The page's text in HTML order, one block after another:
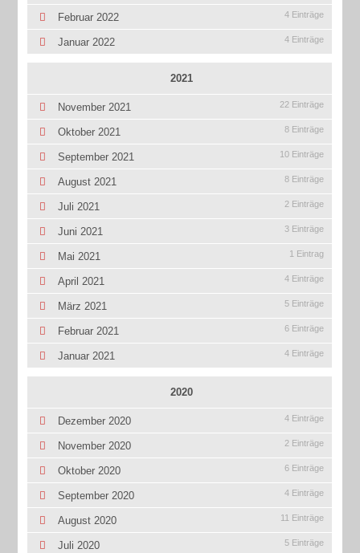
Februar 2022 4 Einträge
Januar 2022 4 Einträge
2021
November 2021 22 Einträge
Oktober 2021 8 Einträge
September 2021 10 Einträge
August 2021 8 Einträge
Juli 2021 2 Einträge
Juni 2021 3 Einträge
Mai 2021 1 Eintrag
April 2021 4 Einträge
März 2021 5 Einträge
Februar 2021 6 Einträge
Januar 2021 4 Einträge
2020
Dezember 2020 4 Einträge
November 2020 2 Einträge
Oktober 2020 6 Einträge
September 2020 4 Einträge
August 2020 11 Einträge
Juli 2020 5 Einträge